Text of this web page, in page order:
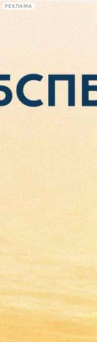
РЕКЛАМА
Сегодня:
2026.08.06